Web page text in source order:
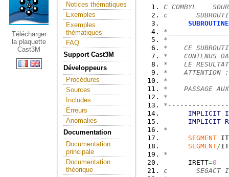
Télécharger
la plaquette
Cast3M
Notices thématiques
Exemples
Exemples
thématiques
FAQ
Support Cast3M
Développeurs
Procédures
Sources
Includes
Erreurs
Anomalies
Documentation
Documentation
principale
Documentation
théorique
C COMBYL
c
SUBROUTINE
*
*    CE
*    CONTENUS
*    LE RESULTAT
*    ATTENTION :
*
*    PASSAGE AUX
*
IMPLICIT
IMPLICIT
*
SEGMENT
SEGMENT/
*
      IRETT
=0
c       SEGACT